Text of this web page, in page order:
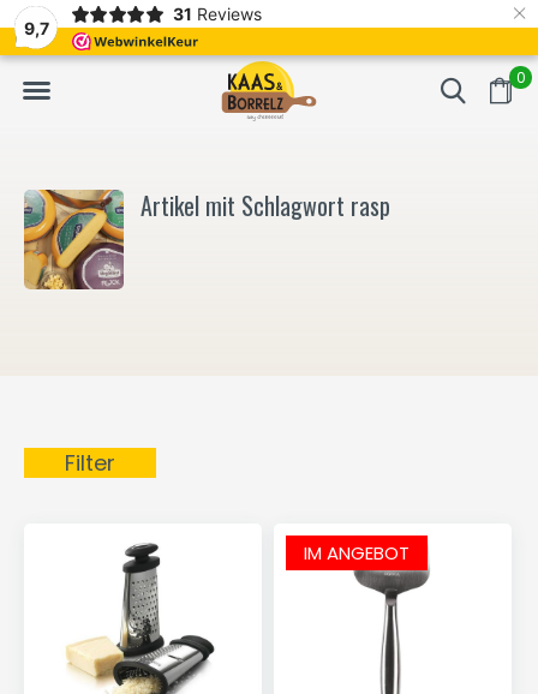
9,7
31 Reviews ×
0
Frisch geschnitten und vakuumverpackt. Meistens Lieferung
Artikel mit Schlagwort rasp
Filter
IM ANGEBOT